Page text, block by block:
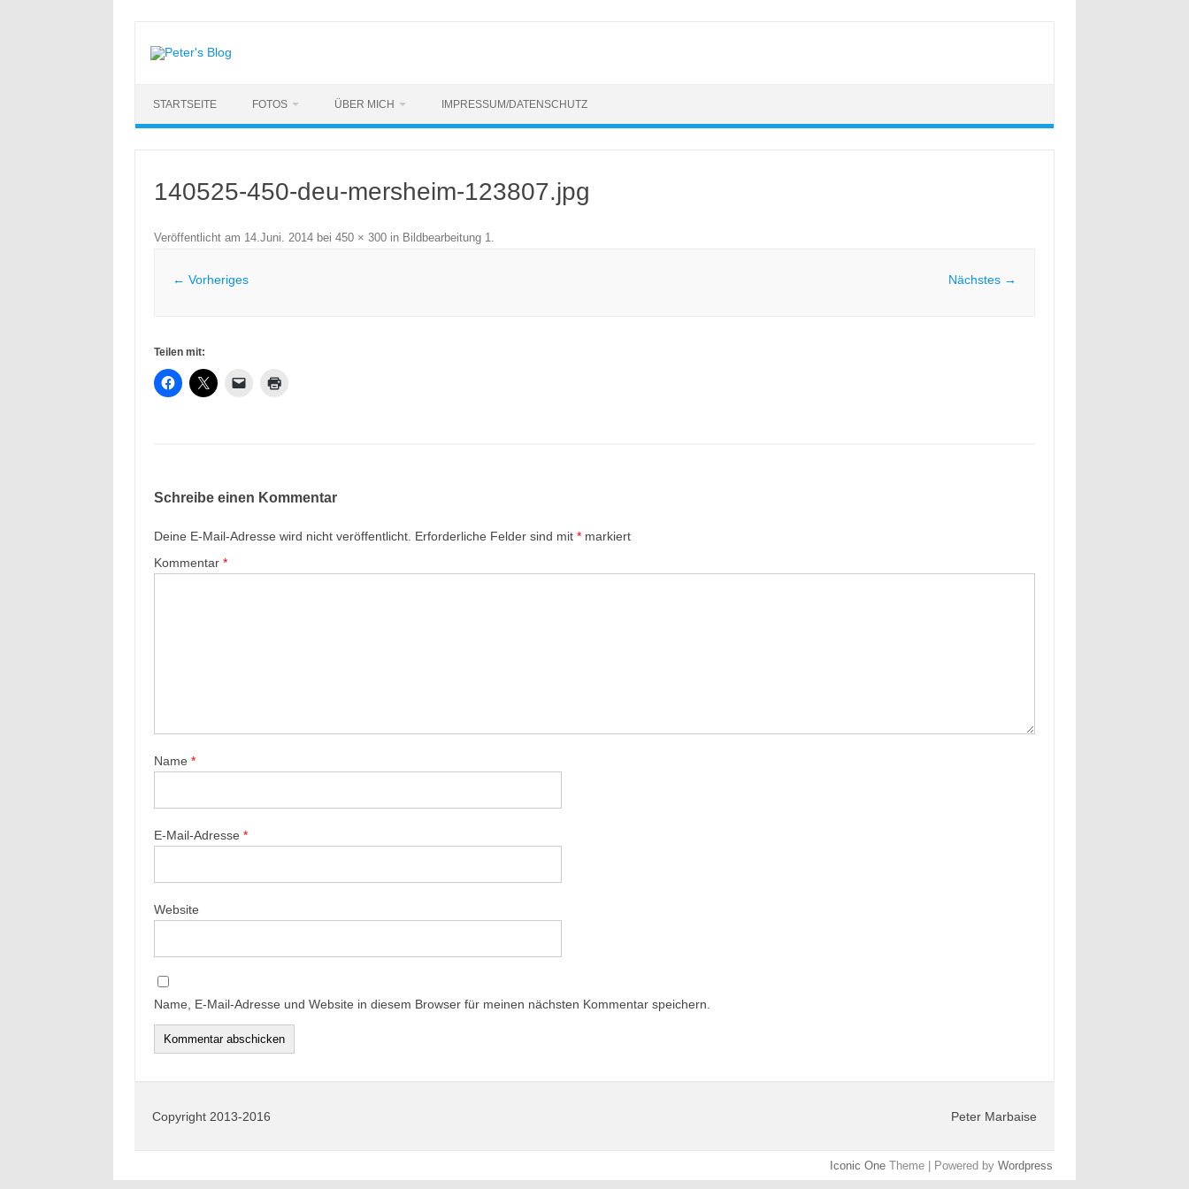
springen
STARTSEITE FOTOS ÜBER MICH IMPRESSUM/DATENSCHUTZ
140525-450-deu-mersheim-123807.jpg
Veröffentlicht am 14.Juni. 2014bei 450 × 300in Bildbearbeitung 1.
← Vorheriges Nächstes →
Teilen mit:
Schreibe einen Kommentar
Deine E-Mail-Adresse wird nicht veröffentlicht. Erforderliche Felder sind mit *markiert
Kommentar *
Name *
E-Mail-Adresse *
Website
Name, E-Mail-Adresse und Website in diesem Browser für meinen nächsten Kommentar speichern.
Copyright 2013-2016 Peter Marbaise
Iconic One Theme | Powered by Wordpress